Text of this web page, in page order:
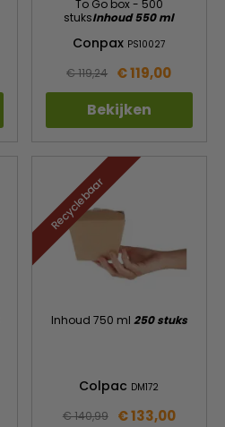
To Go box - 500
stuksInhoud 550 ml
Conpax PS10027
€ 119,24 € 119,00
Bekijken
Recyclebaar
Inhoud 750 ml 250 stuks
Colpac DM172
€ 140,99 € 133,00